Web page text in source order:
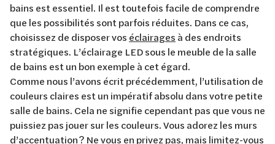
bains est essentiel. Il est toutefois facile de comprendre
que les possibilités sont parfois réduites. Dans ce cas,
choisissez de disposer vos éclairages à des endroits
stratégiques. L’éclairage LED sous le meuble de la salle
de bains est un bon exemple à cet égard.
Comme nous l’avons écrit précédemment, l’utilisation de
couleurs claires est un impératif absolu dans votre petite
salle de bains. Cela ne signifie cependant pas que vous ne
puissiez pas jouer sur les couleurs. Vous adorez les murs
d’accentuation ? Ne vous en privez pas, mais limitez-vous